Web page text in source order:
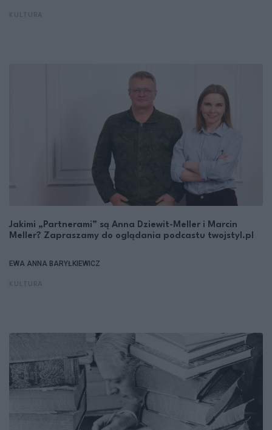
Jakimi „Partnerami” są Anna Dziewit-Meller i Marcin
Meller? Zapraszamy do oglądania podcastu twojstyl.pl
EWA ANNA BARYŁKIEWICZ